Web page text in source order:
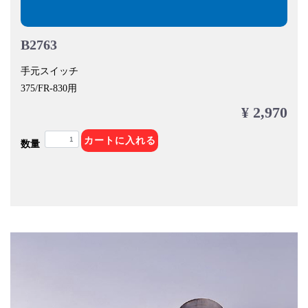
B2763
手元スイッチ
375/FR-830用
¥ 2,970
数量 カートに入れる